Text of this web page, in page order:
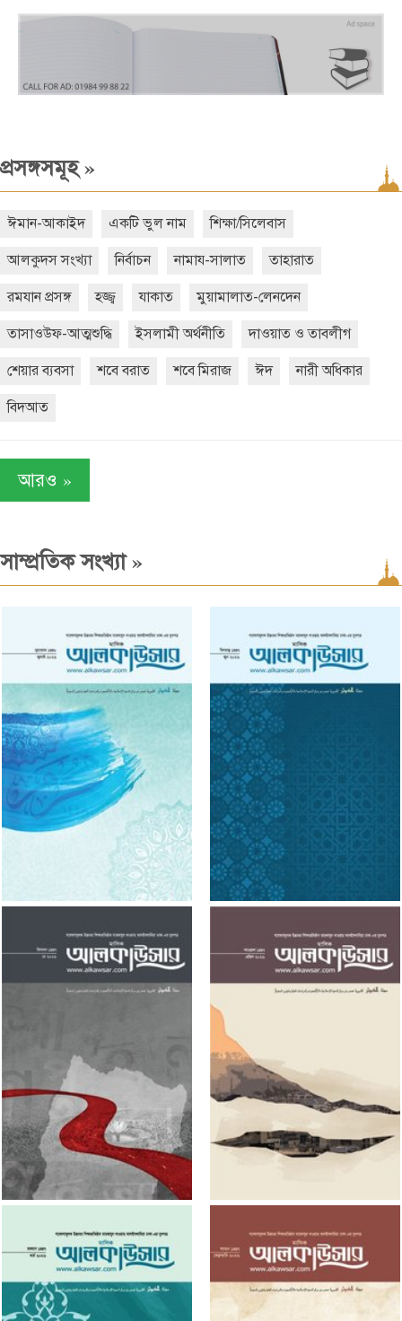
প্রসঙ্গসমূহ»
ঈমান-আকাইদ একটি ভুল নাম শিক্ষা/সিলেবাস
আলকুদস সংখ্যা নির্বাচন নামায-সালাত তাহারাত
রমযান প্রসঙ্গ হজ্জ্ব যাকাত মুয়ামালাত-লেনদেন
তাসাওউফ-আত্মশুদ্ধি ইসলামী অর্থনীতি দাওয়াত ও তাবলীগ
শেয়ার ব্যবসা শবে বরাত শবে মিরাজ ঈদ নারী অধিকার
বিদআত
আরও »
সাম্প্রতিক সংখ্যা»